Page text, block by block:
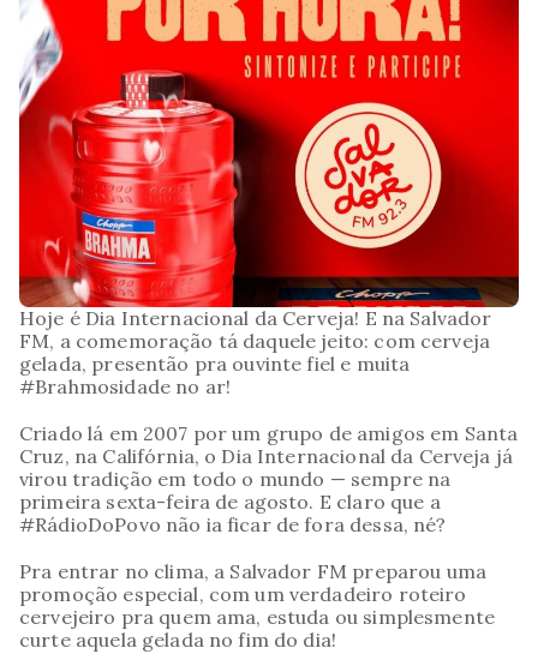
Hoje é Dia Internacional da Cerveja! E na Salvador
FM, a comemoração tá daquele jeito: com cerveja
gelada, presentão pra ouvinte fiel e muita
#Brahmosidade no ar!
Criado lá em 2007 por um grupo de amigos em Santa
Cruz, na Califórnia, o Dia Internacional da Cerveja já
virou tradição em todo o mundo — sempre na
primeira sexta-feira de agosto. E claro que a
#RádioDoPovo não ia ficar de fora dessa, né?
Pra entrar no clima, a Salvador FM preparou uma
promoção especial, com um verdadeiro roteiro
cervejeiro pra quem ama, estuda ou simplesmente
curte aquela gelada no fim do dia!